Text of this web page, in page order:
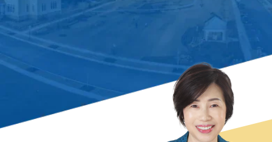
出版書籍86冊：累計80万部出版
不動産売却の
スペシャリスト